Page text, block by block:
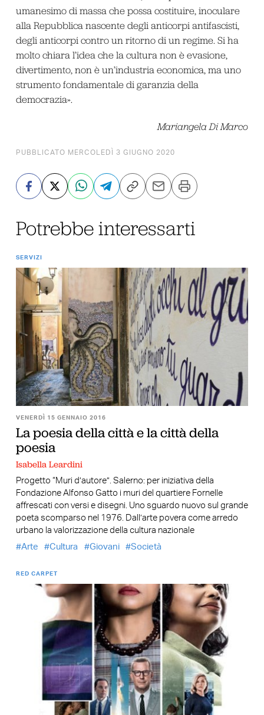
umanesimo di massa che possa costituire, inoculare
alla Repubblica nascente degli anticorpi antifascisti,
degli anticorpi contro un ritorno di un regime. Si ha
molto chiara l’idea che la cultura non è evasione,
divertimento, non è un’industria economica, ma uno
strumento fondamentale di garanzia della
democrazia».
Mariangela Di Marco
PUBBLICATO MERCOLEDÌ 3 GIUGNO 2020
Potrebbe interessarti
SERVIZI
VENERDÌ 15 GENNAIO 2016
La poesia della città e la città della
poesia
Isabella Leardini
Progetto “Muri d’autore”. Salerno: per iniziativa della
Fondazione Alfonso Gatto i muri del quartiere Fornelle
affrescati con versi e disegni. Uno sguardo nuovo sul grande
poeta scomparso nel 1976. Dall’arte povera come arredo
urbano la valorizzazione della cultura nazionale
Arte
Cultura Giovani Società
RED CARPET